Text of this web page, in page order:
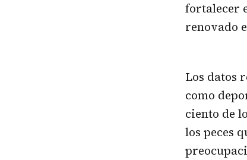
fortalecer
renovado
Los datos
como
ciento de
los peces